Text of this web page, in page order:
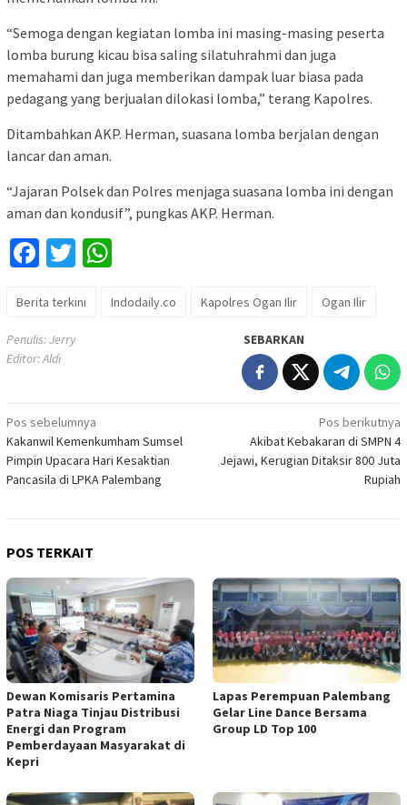
“Semoga dengan kegiatan lomba ini masing-masing peserta
lomba burung kicau bisa saling silatuhrahmi dan juga
memahami dan juga memberikan dampak luar biasa pada
pedagang yang berjualan dilokasi lomba,” terang Kapolres.
Ditambahkan AKP. Herman, suasana lomba berjalan dengan
lancar dan aman.
“Jajaran Polsek dan Polres menjaga suasana lomba ini dengan
aman dan kondusif”, pungkas AKP. Herman.
Facebook
Twitter
Berita terkini Indodaily.co Kapolres Ogan Ilir Ogan Ilir
Penulis: Jerry
Editor: Aldi
SEBARKAN
Navigasi
pos
Pos sebelumnya
Kakanwil Kemenkumham Sumsel
Pimpin Upacara Hari Kesaktian
Pancasila di LPKA Palembang
Pos berikutnya
Akibat Kebakaran di SMPN 4
Jejawi, Kerugian Ditaksir 800 Juta
Rupiah
POS TERKAIT
Dewan Komisaris Pertamina
Patra Niaga Tinjau Distribusi
Energi dan Program
Pemberdayaan Masyarakat di
Kepri
Lapas Perempuan Palembang
Gelar Line Dance Bersama
Group LD Top 100